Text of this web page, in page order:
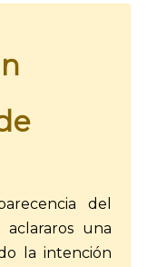
del
una
la intención